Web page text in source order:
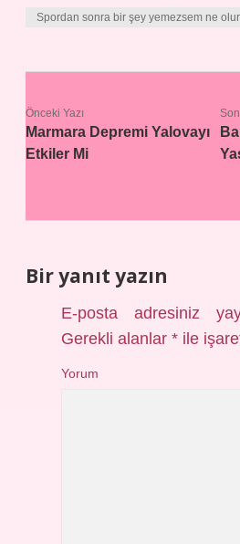
Spordan sonra bir şey yemezsem ne olur
Önceki Yazı
Marmara Depremi Yalovayı
Etkiler Mi
Bir yanıt yazın
E-posta adresiniz
Gerekli alanlar* ile
Yorum